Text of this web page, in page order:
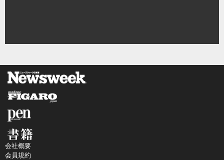
会社概要
会員規約